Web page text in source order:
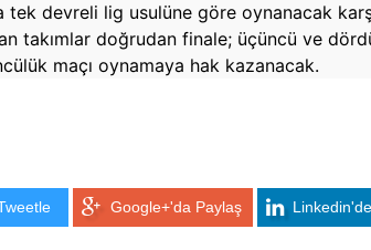
devreli lig usulüne göre oynanacak
takımlar doğrudan finale; üçüncü ve
maçı oynamaya hak kazanacak.
Google+'da Paylaş